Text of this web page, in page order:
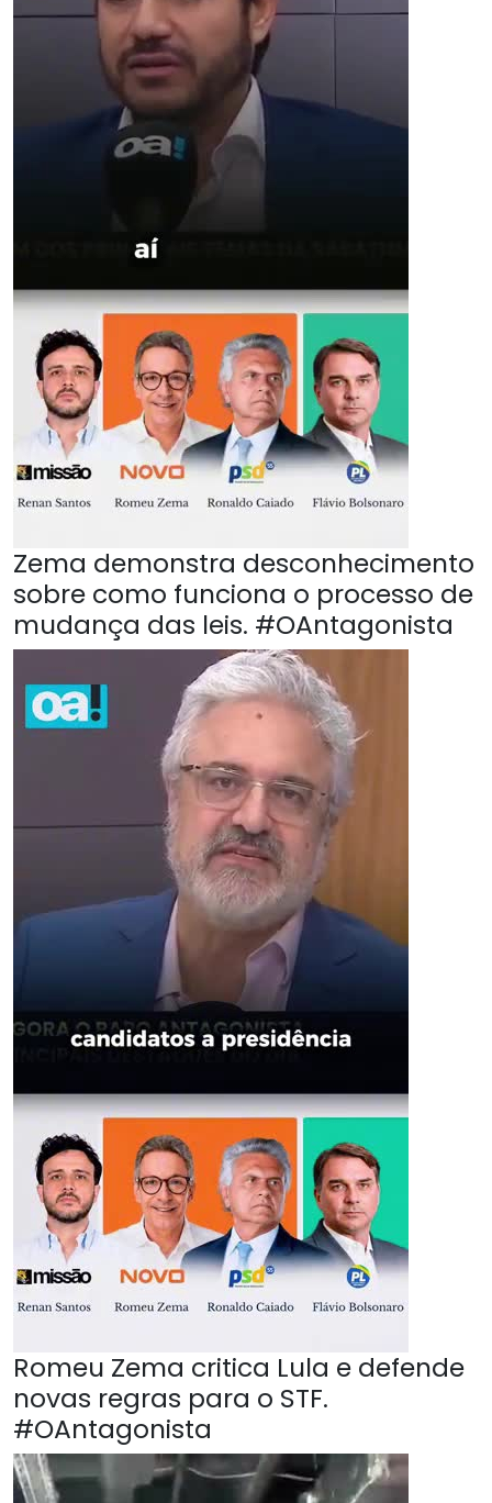
Zema demonstra desconhecimento
sobre como funciona o processo de
mudança das leis. #OAntagonista
Romeu Zema critica Lula e defende
novas regras para o STF.
#OAntagonista